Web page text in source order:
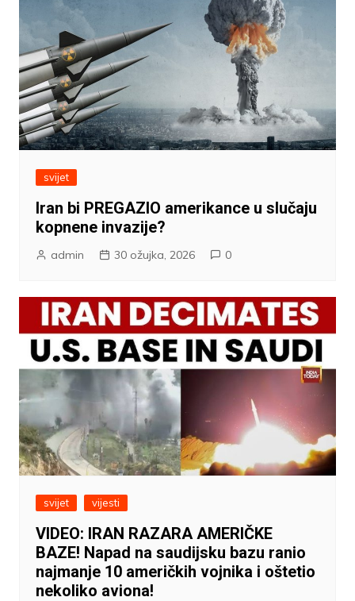
svijet
Iran bi PREGAZIO amerikance u slučaju
kopnene invazije?
admin 30 ožujka, 2026 0
svijet vijesti
VIDEO: IRAN RAZARA AMERIČKE
BAZE! Napad na saudijsku bazu ranio
najmanje 10 američkih vojnika i oštetio
nekoliko aviona!